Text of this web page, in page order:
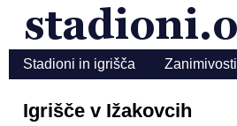
Stadioni in igrišča Zanimivosti
Igrišče v Ižakovcih